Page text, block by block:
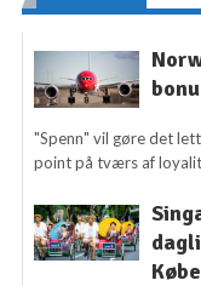
"Spenn" vil gøre det
point på tværs af